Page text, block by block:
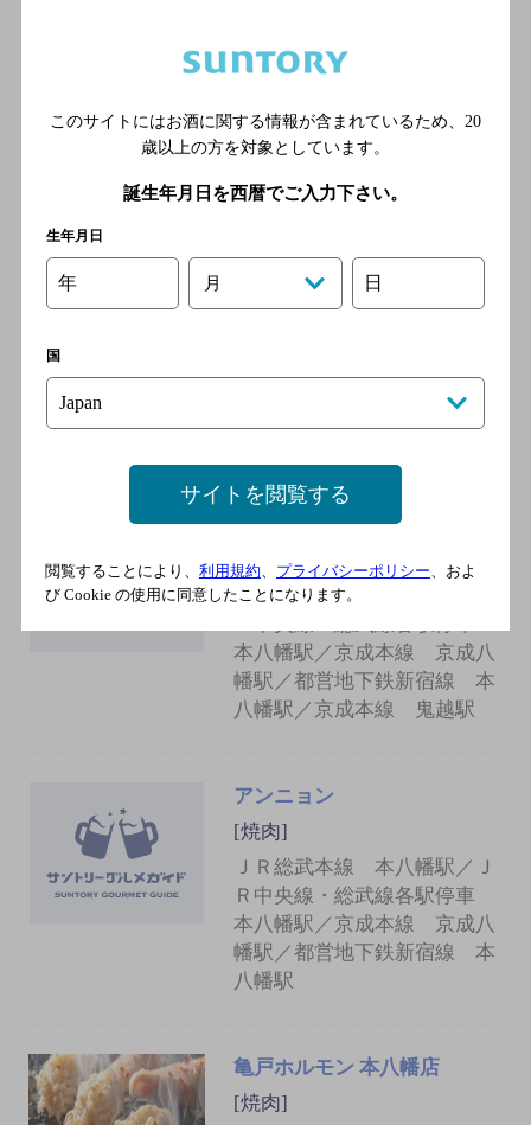
本八幡南口駅前店
[焼肉]
JR総武本線（東京-銚子） 本
『肉山』 本八幡
[焼肉]
ＪＲ総武本線 本八幡駅／Ｊ
本八幡駅／京成本線 京成八
幡駅／都営地下鉄新宿線 本
八幡駅／京成本線 鬼越駅
アンニョン
[焼肉]
ＪＲ総武本線 本八幡駅／Ｊ
Ｒ中央線・総武線各駅停車
本八幡駅／京成本線 京成八
幡駅／都営地下鉄新宿線 本
八幡駅
亀戸ホルモン 本八幡店
[焼肉]
このサイトにはお酒に関する情報が含まれているため、 20
歳以上の方を対象としています。
誕生年月日を西暦でご入力下さい。
生年月日
年 月 日
国
サイトを閲覧する
閲覧することにより、 利用規約、 プライバシーポリシー、およ
び Cookie の使用に同意したことになります。